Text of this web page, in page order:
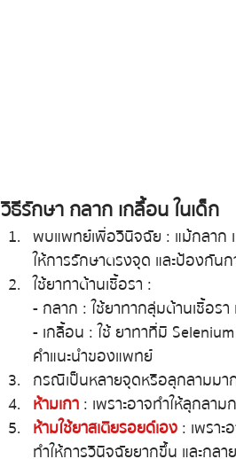
วิธีรักษา กลาก เกลื้อน ในเด็ก
พบแพทย์เพื่อวินิจฉัย : แม้กลาก เ
ให้การรักษาตรงจุด และป้องกันก
ใช้ยาทาต้านเชื้อรา :
- กลาก : ใช้ยาทากลุ่มต้านเชื้อรา
- เกลื้อน : ใช้ ยาทาที่มี
คำแนะนำของแพทย์
กรณีเป็นหลายจุดหรือลุกลามมา
ห้ามเกา :  เพราะอาจทำให้ลุกลา
ห้ามใช้ยาสเตียรอยด์เอง : เพราะ
ทำให้การวินิจฉัยยากขึ้น และกลา